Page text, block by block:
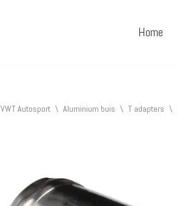
Home
VWT Autosport \ Aluminium buis \ T adapters \